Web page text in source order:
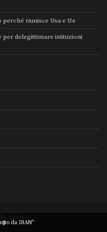
da IRAN"
riunisce Usa e Ue
per delegittimare istituzioni